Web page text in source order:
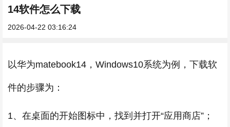
14软件怎么下载
2026-04-22 03:16:24
以华为matebook14，Windows10系统为例，下载软
件的步骤为：
1、在桌面的开始图标中，找到并打开“应用商店”；